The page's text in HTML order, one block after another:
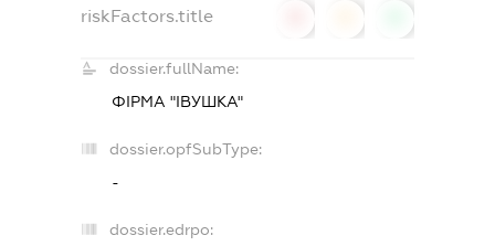
riskFactors.title
dossier.fullName:
ФІРМА "ІВУШКА"
dossier.opfSubType:
-
dossier.edrpo: